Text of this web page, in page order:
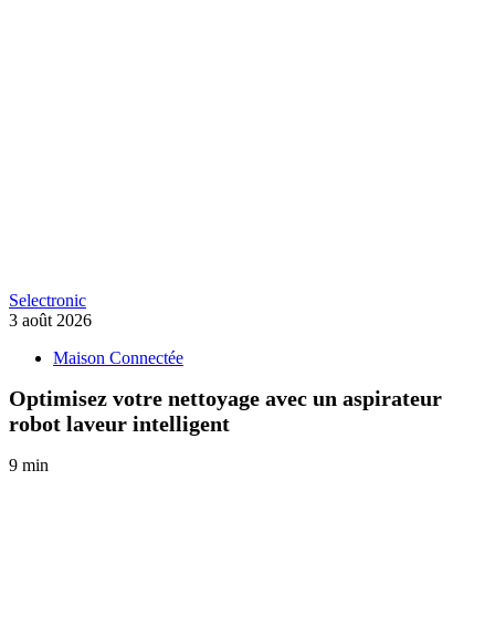
Selectronic
3 août 2026
Maison Connectée
Optimisez votre nettoyage avec un aspirateur
robot laveur intelligent
9 min